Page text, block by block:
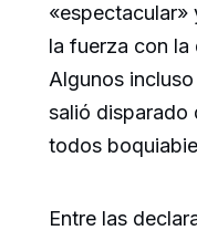
«espectacular»
la fuerza con la
Algunos
salió disparado
todos
Entre las